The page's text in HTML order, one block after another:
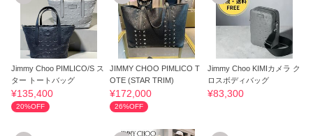
Jimmy Choo PIMLICO/S ス
ター トートバッグ
¥135,400
20%OFF
JIMMY CHOO PIMLICO T
OTE (STAR TRIM)
¥172,000
26%OFF
Jimmy Choo KIMIカメラ ク
ロスボディバッグ
¥83,300